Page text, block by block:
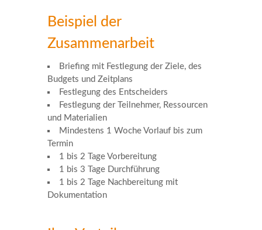
Beispiel der
Zusammenarbeit
Briefing mit Festlegung der Ziele, des
Budgets und Zeitplans
Festlegung des Entscheiders
Festlegung der Teilnehmer, Ressourcen
und Materialien
Mindestens 1 Woche Vorlauf bis zum
Termin
1 bis 2 Tage Vorbereitung
1 bis 3 Tage Durchführung
1 bis 2 Tage Nachbereitung mit
Dokumentation